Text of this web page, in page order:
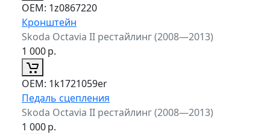
ОЕМ: 1z0867220
Кронштейн
Skoda Octavia II рестайлинг (2008—2013)
1 000р.
ОЕМ: 1k1721059er
Педаль сцепления
Skoda Octavia II рестайлинг (2008—2013)
1 000р.